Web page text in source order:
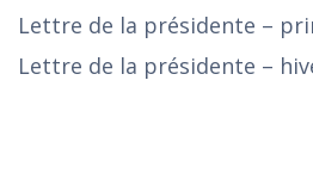
Lettre de la présidente –
Lettre de la présidente –